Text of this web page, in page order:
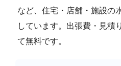
など、住宅・店舗・施設の
しています。出張費・見積
て無料です。